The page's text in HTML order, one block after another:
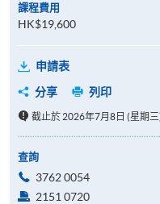
課程費用
HK$19,600
申請表
分享
列印
截止於 2026年7月8日 (星期三
查詢
3762 0054
2151 0720